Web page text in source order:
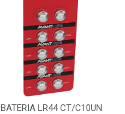
BATERIA LR44 CT/C10UN